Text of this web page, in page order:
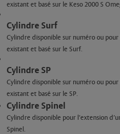
existant et basé sur le Keso 2000 S
Cylindre Surf
Cylindre disponible sur numéro ou pour
existant et basé sur le Surf.
Cylindre SP
Cylindre disponible sur numéro ou pour
existant et basé sur le SP.
Cylindre Spinel
Cylindre disponible pour l’extension
Spinel.